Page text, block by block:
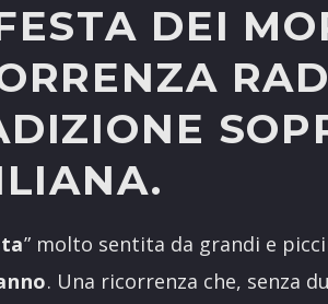
DEI
” molto sentita da grandi e
. Una ricorrenza che, senza